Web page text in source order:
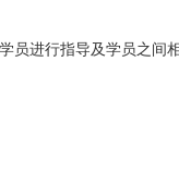
圆满则全额奖励返还
师本身要付出巨大的
收费”的方法。 在
包括完成全部的书面